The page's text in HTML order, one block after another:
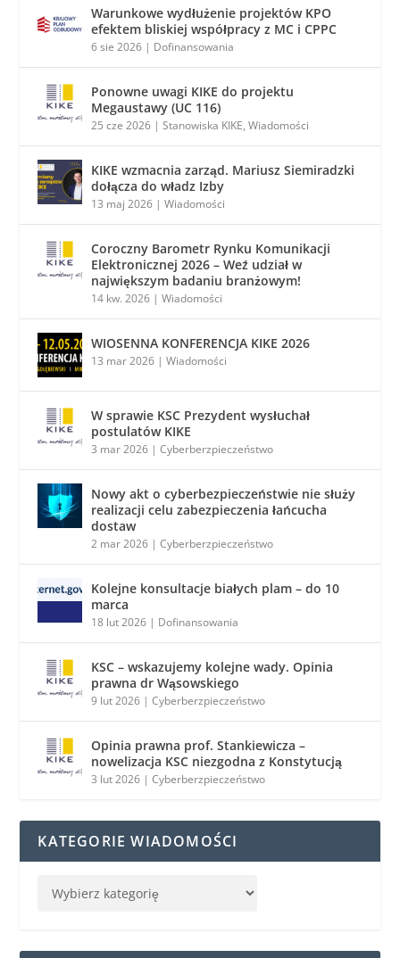
Warunkowe wydłużenie projektów KPO
efektem bliskiej współpracy z MC i CPPC
6 sie 2026 | Dofinansowania
Ponowne uwagi KIKE do projektu
Megaustawy (UC 116)
25 cze 2026 |Stanowiska KIKE,Wiadomości
KIKE wzmacnia zarząd. Mariusz Siemiradzki
dołącza do władz Izby
13 maj 2026 |Wiadomości
Coroczny Barometr Rynku Komunikacji
Elektronicznej 2026 – Weź udział w
największym badaniu branżowym!
14 kw. 2026 |Wiadomości
WIOSENNA KONFERENCJA KIKE 2026
13 mar 2026 |Wiadomości
W sprawie KSC Prezydent wysłuchał
postulatów KIKE
3 mar 2026 |Cyberberzpieczeństwo
Nowy akt o cyberbezpieczeństwie nie służy
realizacji celu zabezpieczenia łańcucha
dostaw
2 mar 2026 |Cyberberzpieczeństwo
Kolejne konsultacje białych plam – do 10
marca
18 lut 2026 | Dofinansowania
KSC – wskazujemy kolejne wady. Opinia
prawna dr Wąsowskiego
9 lut 2026 |Cyberberzpieczeństwo
Opinia prawna prof. Stankiewicza –
nowelizacja KSC niezgodna z Konstytucją
3 lut 2026 |Cyberberzpieczeństwo
KATEGORIE WIADOMOŚCI